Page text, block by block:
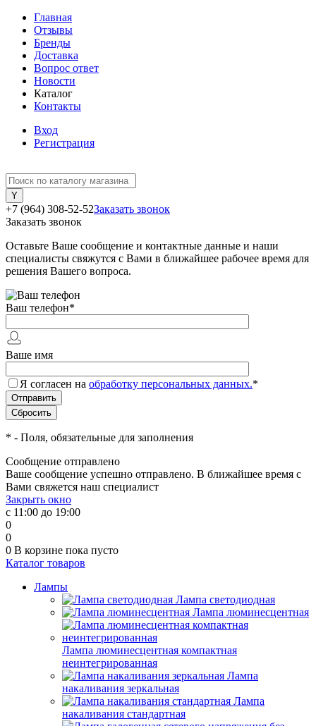
Главная
Отзывы
Бренды
Доставка
Вопрос ответ
Новости
Каталог
Контакты
Вход
Регистрация
+7 (964) 308-52-52Заказать звонок
Заказать звонок
Оставьте Ваше сообщение и контактные данные и наши
специалисты свяжутся с Вами в ближайшее рабочее время для
решения Вашего вопроса.
Ваш телефон*
Ваше имя
Я согласен на обработку персональных данных.*
* - Поля, обязательные для заполнения
Сообщение отправлено
Ваше сообщение успешно отправлено. В ближайшее время с
Вами свяжется наш специалист
Закрыть окно
с 11:00 до 19:00
0
0
0 В корзине пока пусто
Каталог товаров
Лампы
Лампа светодиодная
Лампа люминесцентная
Лампа люминесцентная компактная
неинтегрированная
Лампа
накаливания зеркальная
Лампа
накаливания стандартная